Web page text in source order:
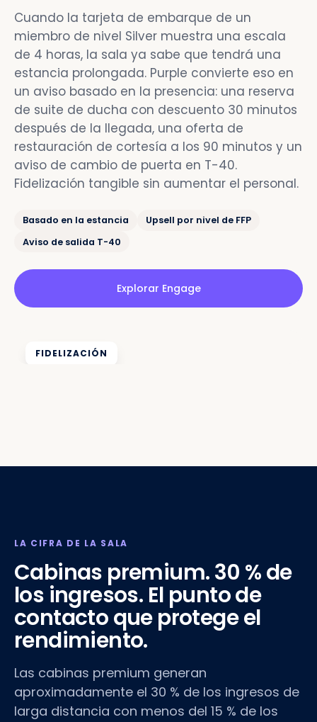
Cuando la tarjeta de embarque de un
miembro de nivel Silver muestra una escala
de 4 horas, la sala ya sabe que tendrá una
estancia prolongada. Purple convierte eso en
un aviso basado en la presencia: una reserva
de suite de ducha con descuento 30 minutos
después de la llegada, una oferta de
restauración de cortesía a los 90 minutos y un
aviso de cambio de puerta en T-40.
Fidelización tangible sin aumentar el personal.
Basado en la estancia
Upsell por nivel de FFP
Aviso de salida T-40
Explorar Engage
FIDELIZACIÓN
LA CIFRA DE LA SALA
Cabinas premium. 30 % de
los ingresos. El punto de
contacto que protege el
rendimiento.
Las cabinas premium generan
aproximadamente el 30 % de los ingresos de
larga distancia con menos del 15 % de los